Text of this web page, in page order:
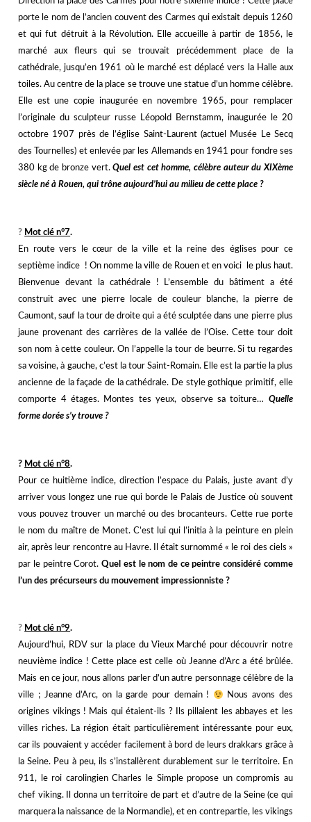
porte le nom de l’ancien couvent des Carmes qui existait depuis 1260
et qui fut détruit à la Révolution. Elle accueille à partir de 1856, le
marché aux fleurs qui se trouvait précédemment place de la
cathédrale, jusqu’en 1961 où le marché est déplacé vers la Halle aux
toiles. Au centre de la place se trouve une statue d’un homme célèbre.
Elle est une copie inaugurée en novembre 1965, pour remplacer
l’originale du sculpteur russe Léopold Bernstamm, inaugurée le 20
octobre 1907 près de l’église Saint-Laurent (actuel Musée Le Secq
des Tournelles) et enlevée par les Allemands en 1941 pour fondre ses
380 kg de bronze vert.Quel est cet homme, célèbre auteur du XIXème
siècle né à Rouen, qui trône aujourd’hui au milieu de cette place ?
?️ Mot clé n°7.
En route vers le cœur de la ville et la reine des églises pour ce
septième indice ! On nomme la ville de Rouen et en voici le plus haut.
Bienvenue devant la cathédrale ! L’ensemble du bâtiment a été
construit avec une pierre locale de couleur blanche, la pierre de
Caumont, sauf la tour de droite qui a été sculptée dans une pierre plus
jaune provenant des carrières de la vallée de l’Oise. Cette tour doit
son nom à cette couleur. On l’appelle la tour de beurre. Si tu regardes
sa voisine, à gauche, c’est la tour Saint-Romain. Elle est la partie la plus
ancienne de la façade de la cathédrale. De style gothique primitif, elle
comporte 4 étages. Montes tes yeux, observe sa toiture… Quelle
forme dorée s’y trouve ?
?️ Mot clé n°8.
Pour ce huitième indice, direction l’espace du Palais, juste avant d’y
arriver vous longez une rue qui borde le Palais de Justice où souvent
vous pouvez trouver un marché ou des brocanteurs. Cette rue porte
le nom du maître de Monet. C’est lui qui l’initia à la peinture en plein
air, après leur rencontre au Havre. Il était surnommé « le roi des ciels »
par le peintre Corot.Quel est le nom de ce peintre considéré comme
l’un des précurseurs du mouvement impressionniste ?
?️ Mot clé n°9.
Aujourd’hui, RDV sur la place du Vieux Marché pour découvrir notre
neuvième indice ! Cette place est celle où Jeanne d’Arc a été brûlée.
Mais en ce jour, nous allons parler d’un autre personnage célèbre de la
ville ; Jeanne d’Arc, on la garde pour demain !
Nous avons des
origines vikings ! Mais qui étaient-ils ? Ils pillaient les abbayes et les
villes riches. La région était particulièrement intéressante pour eux,
car ils pouvaient y accéder facilement à bord de leurs drakkars grâce à
la Seine. Peu à peu, ils s’installèrent durablement sur le territoire. En
911, le roi carolingien Charles le Simple propose un compromis au
chef viking. Il donna un territoire de part et d’autre de la Seine (ce qui
marquera la naissance de la Normandie), et en contrepartie, les vikings